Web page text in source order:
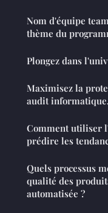
Nom d'équipe
thème du
Plongez dans
Maximisez la
audit informatique.
Comment utiliser
prédire les
Quels processus
qualité des
automatisée ?